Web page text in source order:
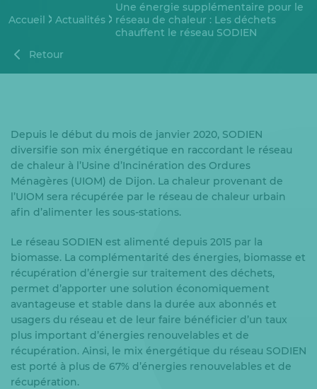
Accueil Actualités
Une énergie supplémentaire pour le
réseau de chaleur : Les déchets
chauffent le réseau SODIEN
Retour
Depuis le début du mois de janvier 2020, SODIEN
diversifie son mix énergétique en raccordant le réseau
de chaleur à l’Usine d’Incinération des Ordures
Ménagères (UIOM) de Dijon. La chaleur provenant de
l’UIOM sera récupérée par le réseau de chaleur urbain
afin d’alimenter les sous-stations.
Le réseau SODIEN est alimenté depuis 2015 par la
biomasse. La complémentarité des énergies, biomasse et
récupération d’énergie sur traitement des déchets,
permet d’apporter une solution économiquement
avantageuse et stable dans la durée aux abonnés et
usagers du réseau et de leur faire bénéficier d’un taux
plus important d’énergies renouvelables et de
récupération. Ainsi, le mix énergétique du réseau SODIEN
est porté à plus de 67% d’énergies renouvelables et de
récupération.